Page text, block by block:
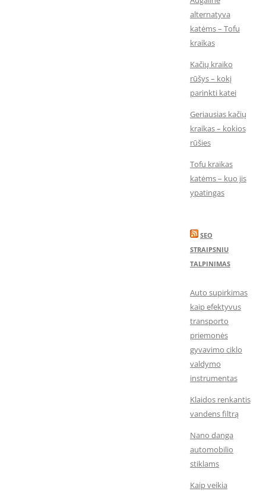
alternatyva
katėms – Tofu
kraikas
Kačių kraiko
rūšys – kokį
parinkti katei
Geriausias kačių
kraikas – kokios
rūšies
Tofu kraikas
katėms – kuo jis
ypatingas
SEO
STRAIPSNIU
TALPINIMAS
Auto supirkimas
kaip efektyvus
transporto
priemonės
gyvavimo ciklo
valdymo
instrumentas
Klaidos renkantis
vandens filtrą
Nano danga
automobilio
stiklams
Kaip veikia